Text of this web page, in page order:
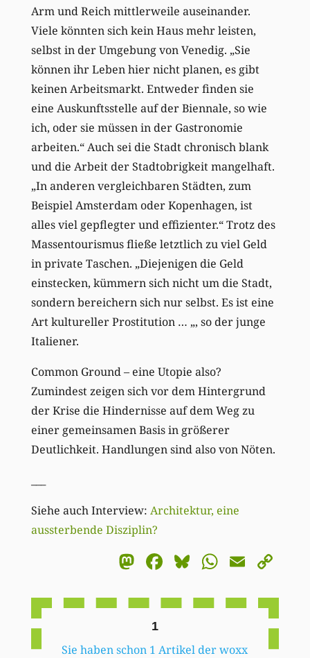
Arm und Reich mittlerweile auseinander.
Viele könnten sich kein Haus mehr leisten,
selbst in der Umgebung von Venedig. „Sie
können ihr Leben hier nicht planen, es gibt
keinen Arbeitsmarkt. Entweder finden sie
eine Auskunftsstelle auf der Biennale, so wie
ich, oder sie müssen in der Gastronomie
arbeiten.“ Auch sei die Stadt chronisch blank
und die Arbeit der Stadtobrigkeit mangelhaft.
„In anderen vergleichbaren Städten, zum
Beispiel Amsterdam oder Kopenhagen, ist
alles viel gepflegter und effizienter.“ Trotz des
Massentourismus fließe letztlich zu viel Geld
in private Taschen. „Diejenigen die Geld
einstecken, kümmern sich nicht um die Stadt,
sondern bereichern sich nur selbst. Es ist eine
Art kultureller Prostitution … „, so der junge
Italiener.
Common Ground – eine Utopie also?
Zumindest zeigen sich vor dem Hintergrund
der Krise die Hindernisse auf dem Weg zu
einer gemeinsamen Basis in größerer
Deutlichkeit. Handlungen sind also von Nöten.
Siehe auch Interview: Architektur, eine
aussterbende Disziplin?
Mastodon
Facebook
BlueskyEmail
1
Sie haben schon 1 Artikel der woxx